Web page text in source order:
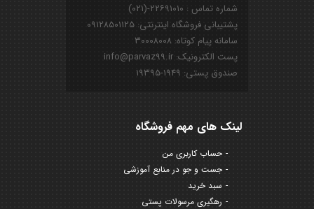
شماره تماس : ۲۲۶۹۱۰۱۰-(۰۲۱)
پشتیبانی فروشگاه اینترنتی: ۰۹۱۲۸۵۰۱۱۲۵
سامانه پیام کوتاه: ۳۰۰۰۸۰۰۸
پست الکترونیک: info@parvaz99.ir
صندوق پستی: ۱۹۴۹-۱۹۳۹۵
لینک های مهم فروشگاه
حساب کاربری من
جست و جو در منابع آموزشی
سبد خرید
رهگیری مرسولات پستی